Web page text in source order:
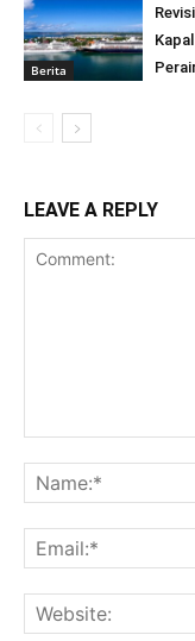
Berita
LEAVE A REPLY